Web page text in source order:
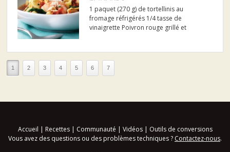
1 paquet (270 g) de tortellinis au
fromage réfrigérés 1/4 tasse de
vinaigrette Poivron rouge grillé et
(375 g) de crevettes moy...
1 2 3 4 5 6 7
Accueil | Recettes| Communauté | Vidéos| Outils de conversions
Vous avez des questions ou des problèmes techniques ? Contactez-nous.